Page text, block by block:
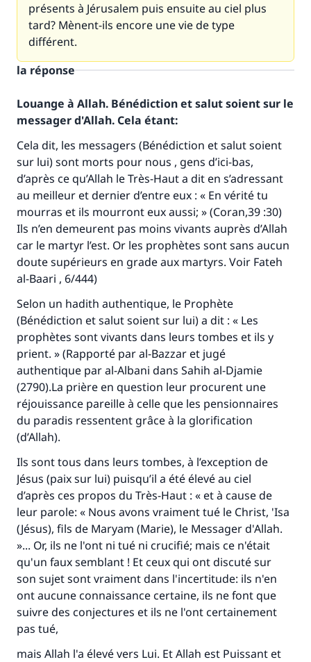
présents à Jérusalem puis ensuite au ciel plus
tard? Mènent-ils encore une vie de type
différent.
la réponse
Louange à Allah. Bénédiction et salut soient sur le
messager d'Allah. Cela étant:
Cela dit, les messagers (Bénédiction et salut soient
sur lui) sont morts pour nous , gens d’ici-bas,
d’après ce qu’Allah le Très-Haut a dit en s’adressant
au meilleur et dernier d’entre eux : « En vérité tu
mourras et ils mourront eux aussi; » (Coran,39 :30)
Ils n’en demeurent pas moins vivants auprès d’Allah
car le martyr l’est. Or les prophètes sont sans aucun
doute supérieurs en grade aux martyrs. Voir Fateh
al-Baari , 6/444)
Selon un hadith authentique, le Prophète
(Bénédiction et salut soient sur lui) a dit : « Les
prophètes sont vivants dans leurs tombes et ils y
prient. » (Rapporté par al-Bazzar et jugé
authentique par al-Albani dans Sahih al-Djamie
(2790).La prière en question leur procurent une
réjouissance pareille à celle que les pensionnaires
du paradis ressentent grâce à la glorification
(d’Allah).
Ils sont tous dans leurs tombes, à l’exception de
Jésus (paix sur lui) puisqu’il a été élevé au ciel
d’après ces propos du Très-Haut : « et à cause de
leur parole: « Nous avons vraiment tué le Christ, 'Isa
(Jésus), fils de Maryam (Marie), le Messager d'Allah.
»... Or, ils ne l'ont ni tué ni crucifié; mais ce n'était
qu'un faux semblant ! Et ceux qui ont discuté sur
son sujet sont vraiment dans l'incertitude: ils n'en
ont aucune connaissance certaine, ils ne font que
suivre des conjectures et ils ne l'ont certainement
pas tué,
mais Allah l'a élevé vers Lui. Et Allah est Puissant et